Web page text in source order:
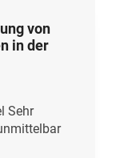
von
in der
Sehr